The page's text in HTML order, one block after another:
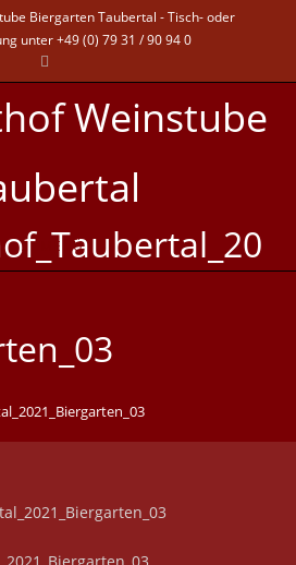
Biergarten Taubertal - Tisch- oder
unter +49 (0) 79 31 / 90 94 0
Weinstube
MENÜ